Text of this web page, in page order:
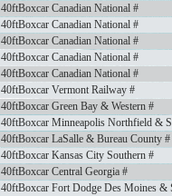
40ftBoxcar Canadian National #
40ftBoxcar Canadian National #
40ftBoxcar Canadian National #
40ftBoxcar Canadian National #
40ftBoxcar Canadian National #
40ftBoxcar Vermont Railway #
40ftBoxcar Green Bay & Western #
40ftBoxcar Minneapolis Northfield &
40ftBoxcar LaSalle & Bureau County #
40ftBoxcar Kansas City Southern #
40ftBoxcar Central Georgia #
40ftBoxcar Fort Dodge Des Moines &